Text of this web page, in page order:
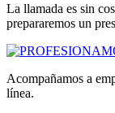
La llamada es sin
prepararemos un
Acompañamos a
línea.